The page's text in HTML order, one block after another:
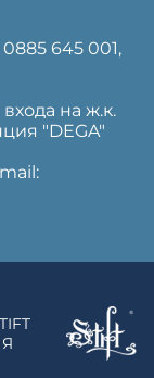
‎0885 645 001,
входа на ж.к.
"DEGA"